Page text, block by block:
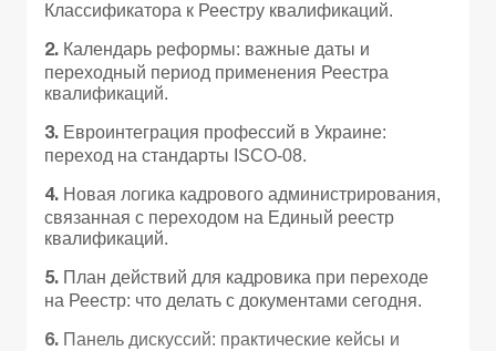
Классификатора к Реестру квалификаций.
2. Календарь реформы: важные даты и
переходный период применения Реестра
квалификаций.
3. Евроинтеграция профессий в Украине:
переход на стандарты ISCO-08.
4. Новая логика кадрового администрирования,
связанная с переходом на Единый реестр
квалификаций.
5. План действий для кадровика при переходе
на Реестр: что делать с документами сегодня.
6. Панель дискуссий: практические кейсы и